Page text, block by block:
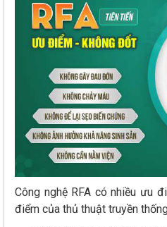
Công nghệ RFA có nhiều ưu
điểm của thủ thuật truyền